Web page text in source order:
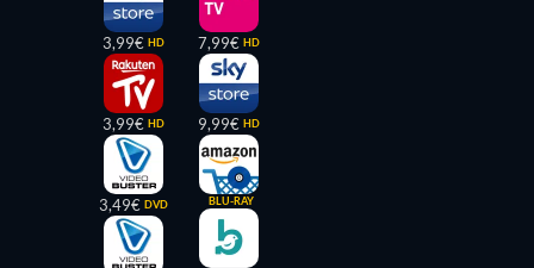
3,99€ HD
3,99€ HD
3,49€ DVD
7,99€ HD
9,99€ HD
BLU-RAY